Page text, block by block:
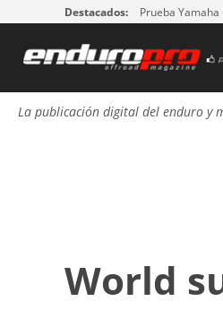
Destacados: Prueba
La publicación digital del enduro y
World